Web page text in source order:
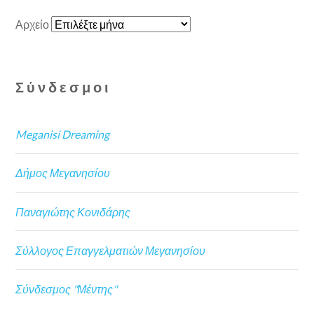
Αρχείο
Σύνδεσμοι
Meganisi Dreaming
Δήμος Μεγανησίου
Παναγιώτης Κονιδάρης
Σύλλογος Επαγγελματιών Μεγανησίου
Σύνδεσμος "Μέντης"